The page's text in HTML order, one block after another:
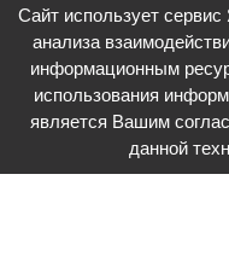
Сайт использует
анализа
информационным
использования
является Вашим
данной